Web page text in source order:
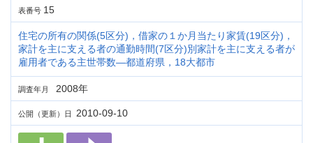
表番号 15
住宅の所有の関係(5区分)，借家の１か月当たり家賃(19区分)，
家計を主に支える者の通勤時間(7区分)別家計を主に支える者が
雇用者である主世帯数―都道府県，18大都市
調査年月 2008年
公開（更新）日 2010-09-10